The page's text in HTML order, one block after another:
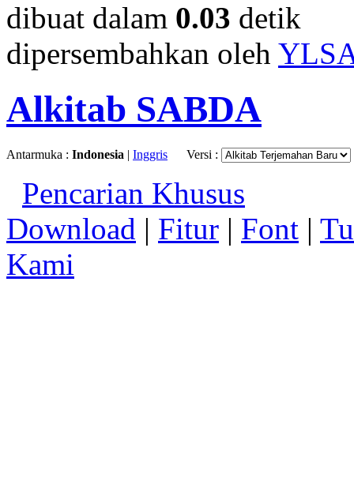
dibuat dalam 0.03 detik
dipersembahkan oleh
Alkitab SABDA
Antarmuka : Indonesia | Inggris Versi :
Pencarian Khusus
Download | Fitur | Font |
Kami